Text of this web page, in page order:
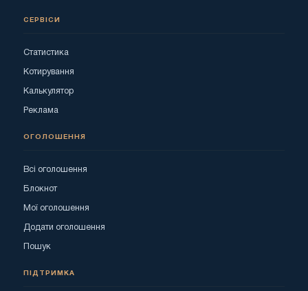
СЕРВІСИ
Статистика
Котирування
Калькулятор
Реклама
ОГОЛОШЕННЯ
Всі оголошення
Блокнот
Мої оголошення
Додати оголошення
Пошук
ПІДТРИМКА